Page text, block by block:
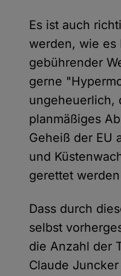
Es ist auch
werden, wie es
gebührender
gerne
ungeheuerlich,
planmäßiges
Geheiß der EU
und
gerettet
Dass durch
selbst
die Anzahl der
Claude